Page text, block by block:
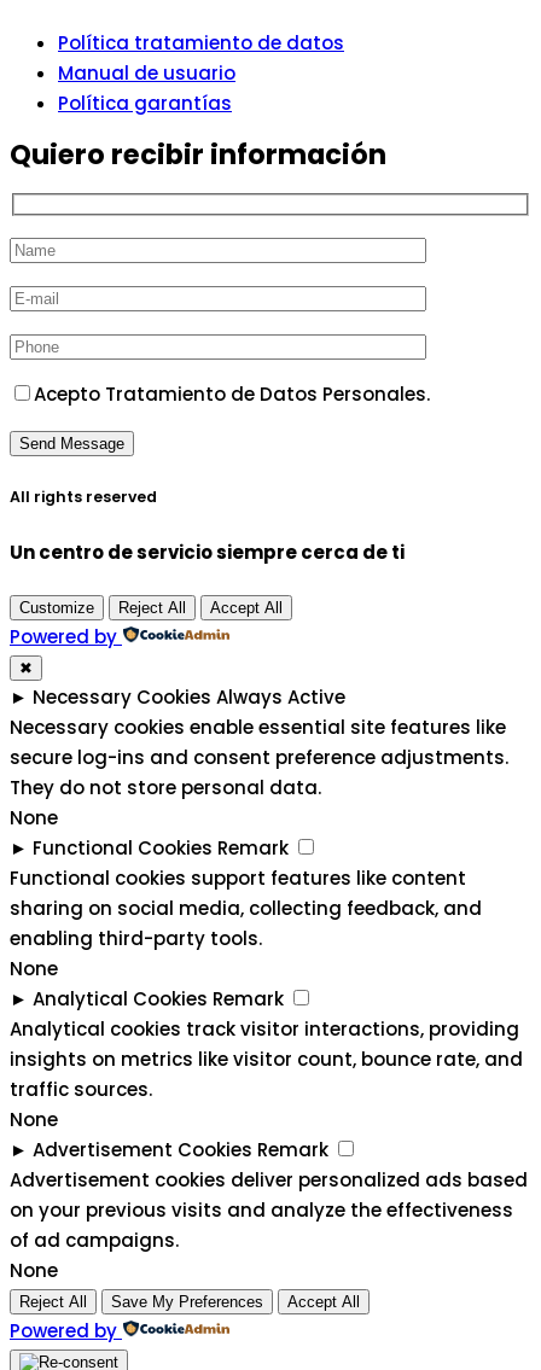
Política tratamiento de datos
Manual de usuario
Política garantías
Quiero recibir información
Acepto Tratamiento de Datos Personales.
All rights reserved
Un centro de servicio siempre cerca de ti
Customize Reject All Accept All
Powered by
✖
► Necessary Cookies Always Active
Necessary cookies enable essential site features like
secure log-ins and consent preference adjustments.
They do not store personal data.
None
► Functional Cookies Remark
Functional cookies support features like content
sharing on social media, collecting feedback, and
enabling third-party tools.
None
► Analytical Cookies Remark
Analytical cookies track visitor interactions, providing
insights on metrics like visitor count, bounce rate, and
traffic sources.
None
► Advertisement Cookies Remark
Advertisement cookies deliver personalized ads based
on your previous visits and analyze the effectiveness
of ad campaigns.
None
Reject All Save My Preferences Accept All
Powered by